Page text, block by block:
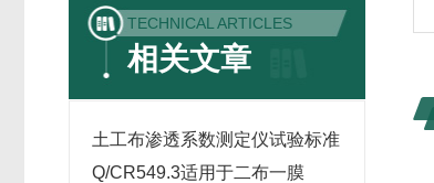
TECHNICAL ARTICLES
相关文章
土工布渗透系数测定仪试验标准
Q/CR549.3适用于二布一膜